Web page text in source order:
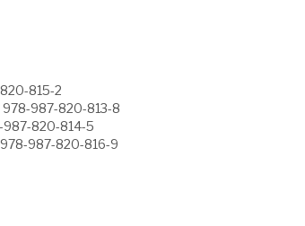
815-2
978-987-820-813-8
987-820-814-5
978-987-820-816-9